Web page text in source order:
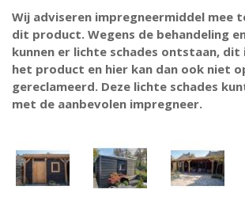
Wij adviseren impregneermiddel mee
dit product. Wegens de behandeling
kunnen er lichte schades ontstaan, dit
het product en hier kan dan ook niet
gereclameerd. Deze lichte schades
met de aanbevolen impregneer.